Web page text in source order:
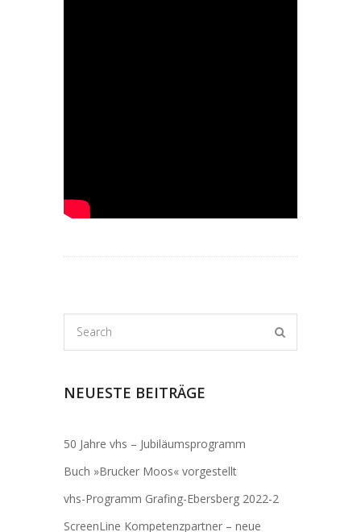
NEUESTE BEITRÄGE
50 Jahre vhs – Jubiläumsprogramm
Buch »Brucker Moos« vorgestellt
vhs-Programm Grafing-Ebersberg 2022-2
ScreenLine Kompetenzpartner – neue